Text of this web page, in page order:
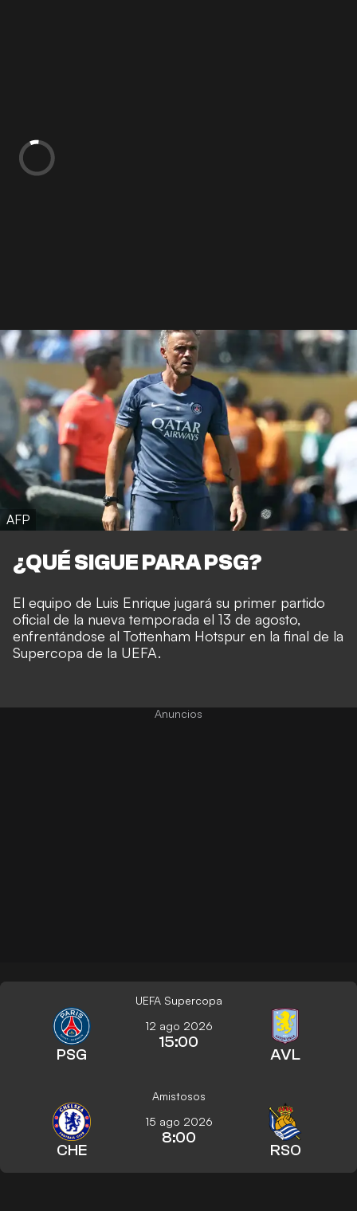
AFP
¿QUÉ SIGUE PARA PSG?
El equipo de Luis Enrique jugará su primer partido
oficial de la nueva temporada el 13 de agosto,
enfrentándose al Tottenham Hotspur en la final de la
Supercopa de la UEFA.
UEFA Supercopa
PSG
12 ago 2026
15:00
AVL
Amistosos
CHE
15 ago 2026
8:00
RSO